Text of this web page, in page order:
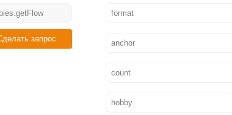
запрос